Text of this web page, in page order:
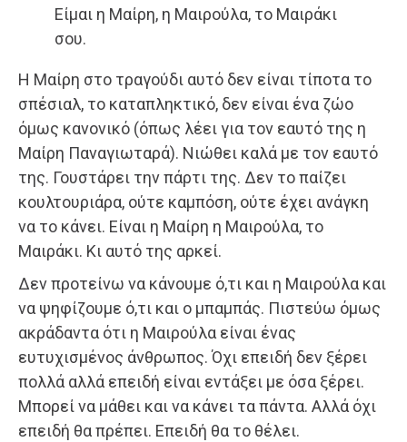
Είμαι η Μαίρη, η Μαιρούλα, το Μαιράκι
σου.
Η Μαίρη στο τραγούδι αυτό δεν είναι τίποτα το
σπέσιαλ, το καταπληκτικό, δεν είναι ένα ζώο
όμως κανονικό (όπως λέει για τον εαυτό της η
Μαίρη Παναγιωταρά). Νιώθει καλά με τον εαυτό
της. Γουστάρει την πάρτι της. Δεν το παίζει
κουλτουριάρα, ούτε καμπόση, ούτε έχει ανάγκη
να το κάνει. Είναι η Μαίρη η Μαιρούλα, το
Μαιράκι. Κι αυτό της αρκεί.
Δεν προτείνω να κάνουμε ό,τι και η Μαιρούλα και
να ψηφίζουμε ό,τι και ο μπαμπάς. Πιστεύω όμως
ακράδαντα ότι η Μαιρούλα είναι ένας
ευτυχισμένος άνθρωπος. Όχι επειδή δεν ξέρει
πολλά αλλά επειδή είναι εντάξει με όσα ξέρει.
Μπορεί να μάθει και να κάνει τα πάντα. Αλλά όχι
επειδή θα πρέπει. Επειδή θα το θέλει.